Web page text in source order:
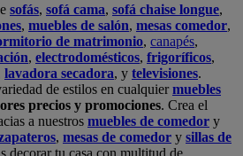
sofás, sofá cama, sofá chaise longue,
, muebles de salón, mesas comedor,
de matrimonio, canapés,
, electrodomésticos, frigoríficos,
lavadora secadora, y televisiones.
de estilos en cualquiermuebles
precios y promociones. Crea el
a nuestros muebles de comedor y
, mesas de comedor y sillas de
decorar tu casa con multitud de